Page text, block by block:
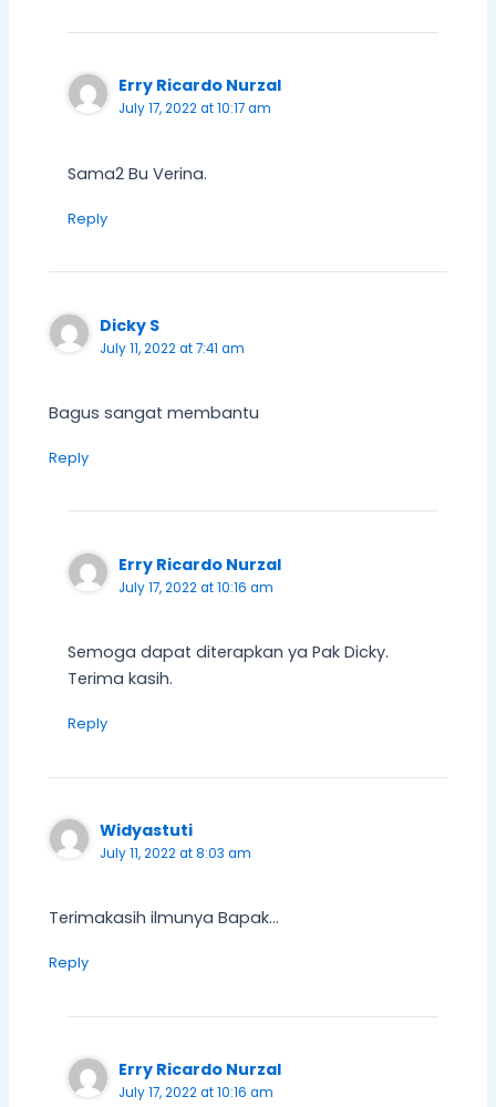
Erry Ricardo Nurzal
July 17, 2022 at 10:17 am
Sama2 Bu Verina.
Reply
Dicky S
July 11, 2022 at 7:41 am
Bagus sangat membantu
Reply
Erry Ricardo Nurzal
July 17, 2022 at 10:16 am
Semoga dapat diterapkan ya Pak Dicky.
Terima kasih.
Reply
Widyastuti
July 11, 2022 at 8:03 am
Terimakasih ilmunya Bapak…
Reply
Erry Ricardo Nurzal
July 17, 2022 at 10:16 am